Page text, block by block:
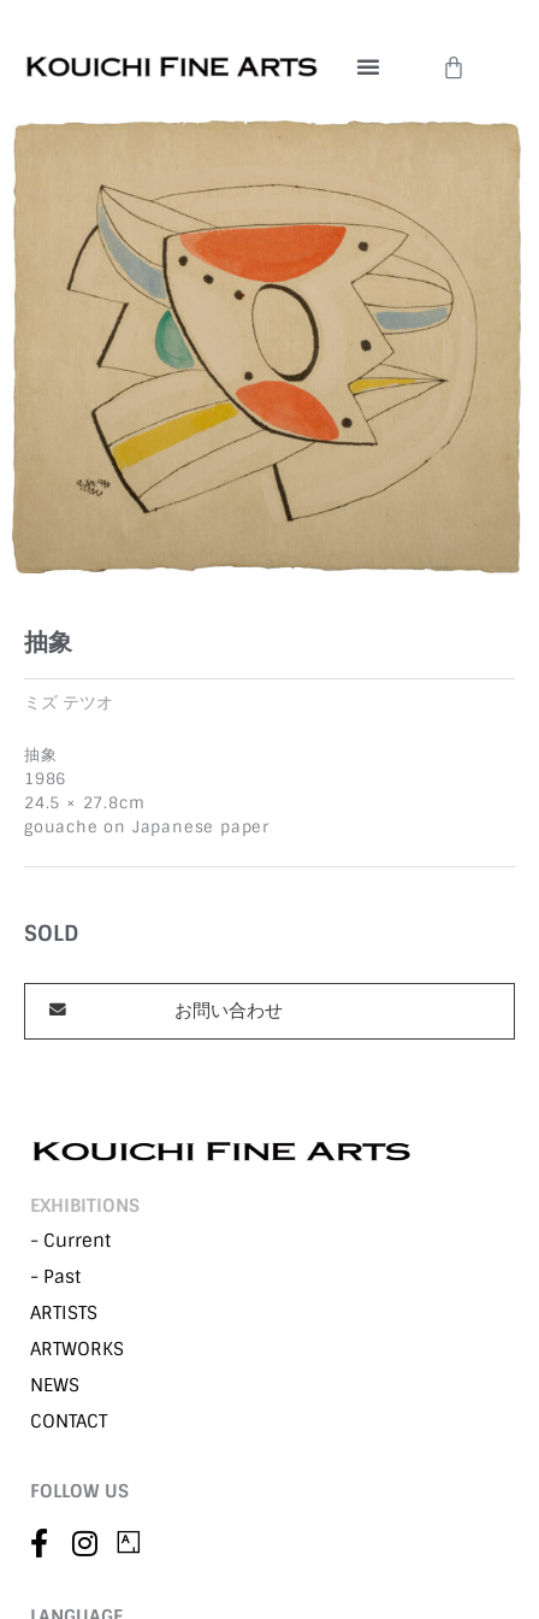
キ
プ
Cart
抽象
ミズ テツオ
抽象
1986
24.5 × 27.8cm
gouache on Japanese paper
SOLD
お問い合わせ
EXHIBITIONS
- Current
- Past
ARTISTS
ARTWORKS
NEWS
CONTACT
FOLLOW US